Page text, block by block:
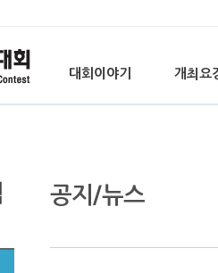
대회이야기 개최요
공지/뉴스